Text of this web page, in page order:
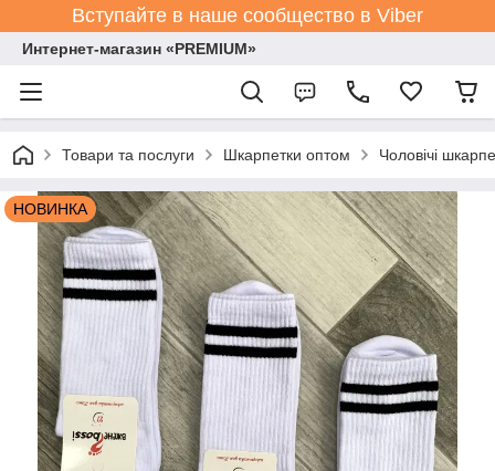
Вступайте в наше сообщество в Viber
Интернет-магазин «PREMIUM»
Товари та послуги Шкарпетки оптом Чоловічі
НОВИНКА